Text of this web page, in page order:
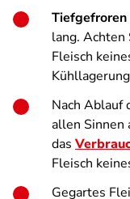
Tiefgefroren
lang. Achten
Fleisch
Nach Ablauf
allen Sinnen
das
Fleisch
Gegartes